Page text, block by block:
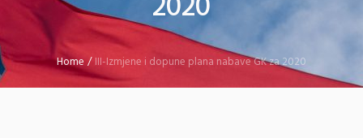
Home/III-Izmjene i dopune plana nabave GK za 2020